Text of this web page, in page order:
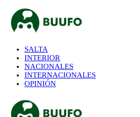
SALTA
INTERIOR
NACIONALES
INTERNACIONALES
OPINIÓN